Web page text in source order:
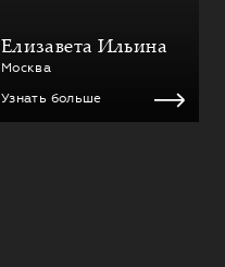
Елизавета Ильина
Москва
Узнать больше